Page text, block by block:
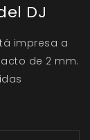
DJ
impresa a
de 2 mm.